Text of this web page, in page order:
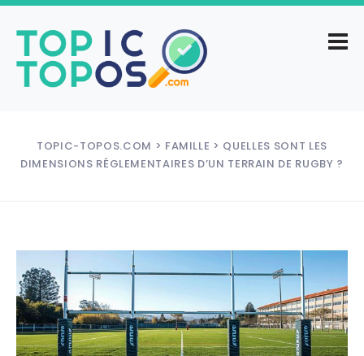
TOPIC-TOPOS.COM > FAMILLE > QUELLES SONT LES
DIMENSIONS RÉGLEMENTAIRES D’UN TERRAIN DE RUGBY ?